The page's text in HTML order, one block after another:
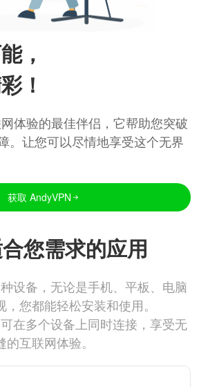
，
！
体验的最佳伴侣，它帮助您突破
。让您可以尽情地享受这个无界
获取 AndyVPN
您需求的应用
设备，无论是手机、平板、电脑
您都能轻松安装和使用。
在多个设备上同时连接，享受无
的互联网体验。